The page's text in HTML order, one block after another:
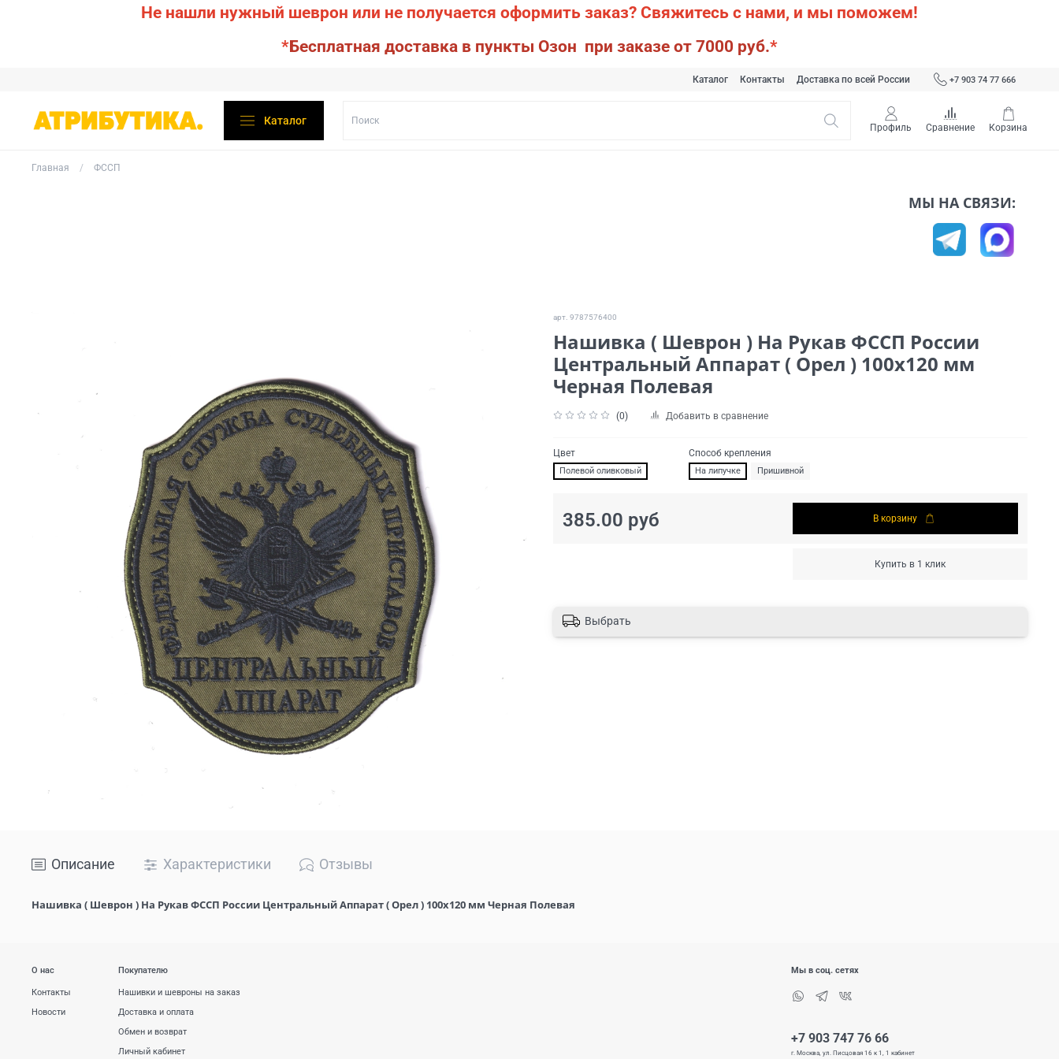
Не нашли нужный шеврон или не получается оформить заказ? Свяжитесь с нами, и мы поможем!
*Бесплатная доставка в пункты Озон при заказе от 7000 руб.*
Каталог Контакты Доставка по всей России +7 903 74 77 666
Каталог
Профиль Сравнение Корзина
Главная ФССП
МЫ НА СВЯЗИ:
арт. 9787576400
Нашивка ( Шеврон ) На Рукав ФССП России
Центральный Аппарат ( Орел ) 100х120 мм
Черная Полевая
(0) Добавить в сравнение
Цвет
Полевой оливковый
Способ крепления
На липучке Пришивной
385.00 руб В корзину
Купить в 1 клик
Выбрать
Описание Характеристики Отзывы
Нашивка ( Шеврон ) На Рукав ФССП России Центральный Аппарат ( Орел ) 100х120 мм Черная Полевая
О нас
Контакты
Новости
Покупателю
Нашивки и шевроны на заказ
Доставка и оплата
Обмен и возврат
Личный кабинет
Мы в соц. сетях
+7 903 747 76 66
г. Москва, ул. Писцовая 16 к 1, 1 кабинет